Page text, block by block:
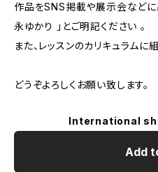
作品をSNS掲載や展示会などに
永ゆかり 」とご明記ください 。
また、レッスンのカリキュラムに
どうぞよろしくお願い致します。
International
Add